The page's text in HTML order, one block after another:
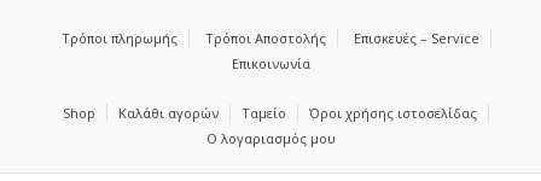
Τρόποι πληρωμής Τρόποι Αποστολής
Επισκευές – Service
Επικοινωνία
Shop Καλάθι αγορών Ταμείο
Όροι χρήσης ιστοσελίδας
Ο λογαριασμός μου